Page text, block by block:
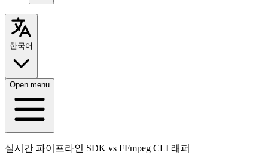
한국어
Open menu
실시간 파이프라인 SDK vs FFmpeg CLI 래퍼